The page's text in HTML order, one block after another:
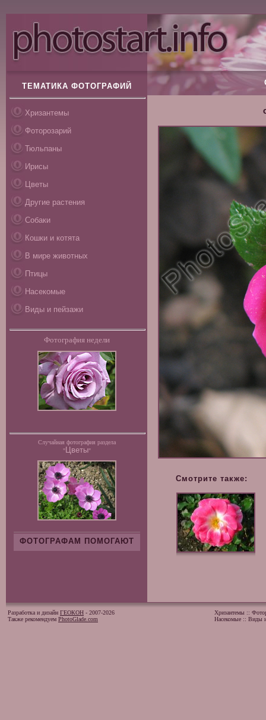
ТЕМАТИКА ФОТОГРАФИЙ
Хризантемы
Фоторозарий
Тюльпаны
Ирисы
Цветы
Другие растения
Собаки
Кошки и котята
В мире животных
Птицы
Насекомые
Виды и пейзажи
Фотография недели
Случайная фотография раздела
"Цветы"
ФОТОГРАФАМ ПОМОГАЮТ
Смотрите также:
Разработка и дизайн ГЕОКОН - 2007-2026
Также рекомендуем PhotoGlade.com
Хризантемы ::
Насекомые :: Виды